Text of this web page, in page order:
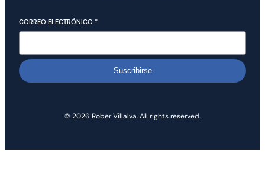
CORREO ELECTRÓNICO *
Suscribirse
© 2026 Rober Villalva. All rights reserved.